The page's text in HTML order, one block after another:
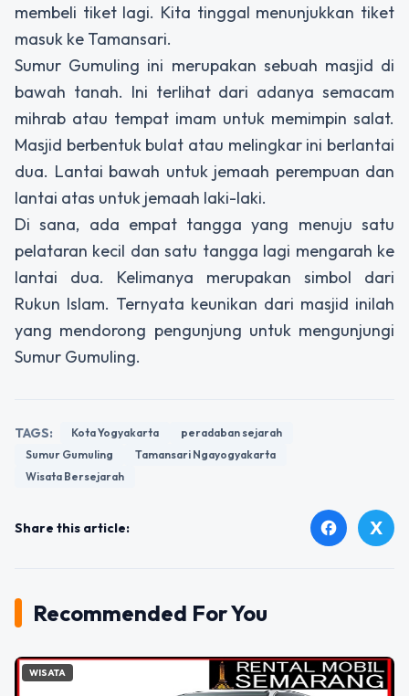
membeli tiket lagi. Kita tinggal menunjukkan tiket
masuk ke Tamansari.
Sumur Gumuling ini merupakan sebuah masjid di
bawah tanah. Ini terlihat dari adanya semacam
mihrab atau tempat imam untuk memimpin salat.
Masjid berbentuk bulat atau melingkar ini berlantai
dua. Lantai bawah untuk jemaah perempuan dan
lantai atas untuk jemaah laki-laki.
Di sana, ada empat tangga yang menuju satu
pelataran kecil dan satu tangga lagi mengarah ke
lantai dua. Kelimanya merupakan simbol dari
Rukun Islam. Ternyata keunikan dari masjid inilah
yang mendorong pengunjung untuk mengunjungi
Sumur Gumuling.
TAGS: Kota Yogyakarta
peradaban sejarah
Sumur Gumuling
Tamansari Ngayogyakarta
Wisata Bersejarah
Share this article: facebook X
Recommended For You
WISATA